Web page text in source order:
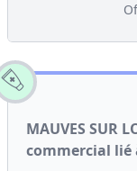
MAUVES SUR
commercial lié